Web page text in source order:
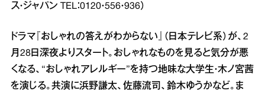
ス・ジャパン TEL：0120・556・936）
ドラマ『おしゃれの答えがわからない』（日本テレビ系）が、2
月28日深夜よりスタート。おしゃれなものを見ると気分が悪
くなる、“おしゃれアレルギー”を持つ地味な大学生・木ノ宮茜
を演じる。共演に浜野謙太、佐藤流司、鈴木ゆうかなど。ま